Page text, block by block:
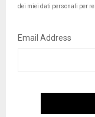
dei miei dati personali per
Email Address